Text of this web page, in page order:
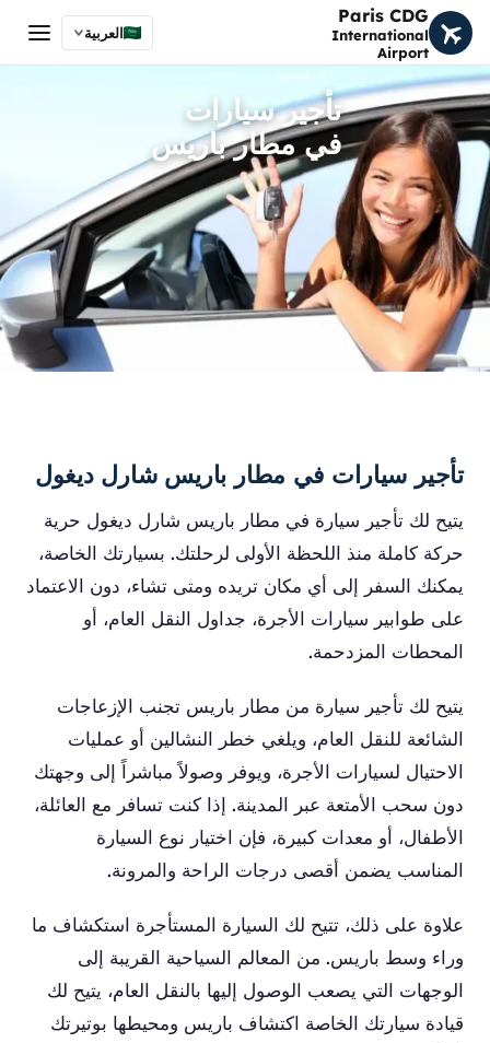
Paris CDG
International
Airport
العربية
الرئيسية
تأجير سيارات
في مطار باريس
تأجير سيارات في مطار باريس شارل ديغول
يتيح لك تأجير سيارة في مطار باريس شارل ديغول حرية
حركة كاملة منذ اللحظة الأولى لرحلتك. بسيارتك الخاصة،
يمكنك السفر إلى أي مكان تريده ومتى تشاء، دون الاعتماد
على طوابير سيارات الأجرة، جداول النقل العام، أو
المحطات المزدحمة.
يتيح لك تأجير سيارة من مطار باريس تجنب الإزعاجات
الشائعة للنقل العام، ويلغي خطر النشالين أو عمليات
الاحتيال لسيارات الأجرة، ويوفر وصولاً مباشراً إلى وجهتك
دون سحب الأمتعة عبر المدينة. إذا كنت تسافر مع العائلة،
الأطفال، أو معدات كبيرة، فإن اختيار نوع السيارة
المناسب يضمن أقصى درجات الراحة والمرونة.
علاوة على ذلك، تتيح لك السيارة المستأجرة استكشاف ما
وراء وسط باريس. من المعالم السياحية القريبة إلى
الوجهات التي يصعب الوصول إليها بالنقل العام، يتيح لك
قيادة سيارتك الخاصة اكتشاف باريس ومحيطها بوتيرتك